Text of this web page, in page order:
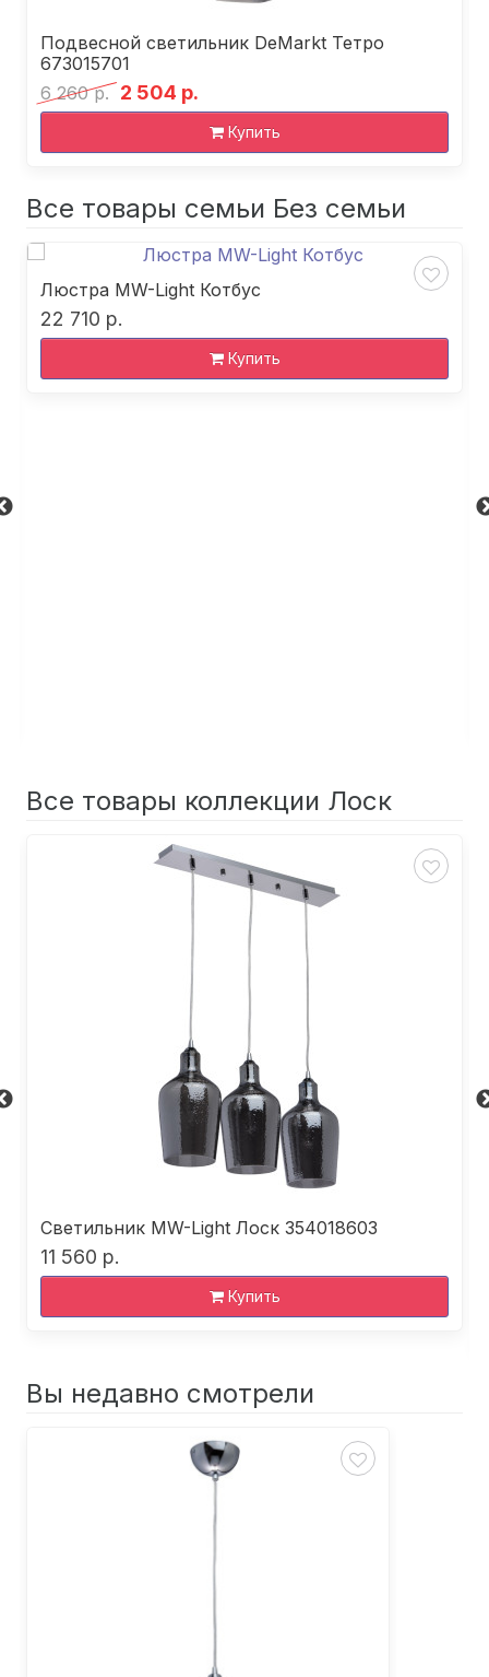
Подвесной светильник DeMarkt Тетро
673015701
6 260 р. 2 504 р.
Купить
Все товары семьи Без семьи
Люстра MW-Light Котбус
22 710 р.
Купить
Все товары коллекции Лоск
Светильник MW-Light Лоск 354018603
11 560 р.
Купить
Вы недавно смотрели